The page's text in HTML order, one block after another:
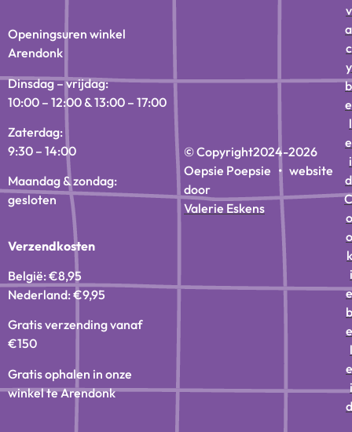
Openingsuren winkel
Arendonk
Dinsdag – vrijdag:
10:00 – 12:00 & 13:00 – 17:00
Zaterdag:
9:30 – 14:00
Maandag & zondag:
gesloten
Verzendkosten
België: €8,95
Nederland: €9,95
Gratis verzending vanaf
€150
Gratis ophalen in onze
winkel te Arendonk
© Copyright2024-2026
Oepsie Poepsie • website
door
Valerie Eskens
v
a
c
y
b
e
l
e
i
d
C
o
o
k
i
e
b
e
l
e
i
d